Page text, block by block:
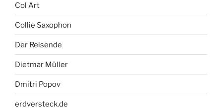
Col Art
Collie Saxophon
Der Reisende
Dietmar Müller
Dmitri Popov
erdversteck.de